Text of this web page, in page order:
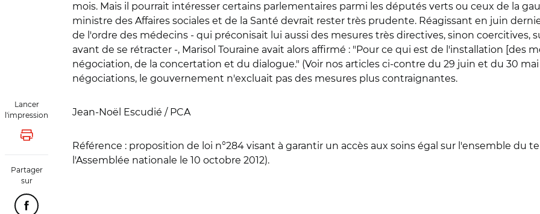
Lancer
l'impression
Lancer l'impression
Partager
sur
Partager cette page sur Facebook
mois. Mais il pourrait intéresser certains parlementaires parmi les députés verts ou ceux de la
ministre des Affaires sociales et de la Santé devrait rester très prudente. Réagissant en juin
de l'ordre des médecins - qui préconisait lui aussi des mesures très directives, sinon coercitives,
avant de se rétracter -, Marisol Touraine avait alors affirmé : "Pour ce qui est de l'installation [des
négociation, de la concertation et du dialogue." (Voir nos articles ci-contre du 29 juin et du 30 mai
négociations, le gouvernement n'excluait pas des mesures plus contraignantes.
Jean-Noël Escudié / PCA
Référence : proposition de loi n°284 visant à garantir un accès aux soins égal sur l'ensemble du
l'Assemblée nationale le 10 octobre 2012).